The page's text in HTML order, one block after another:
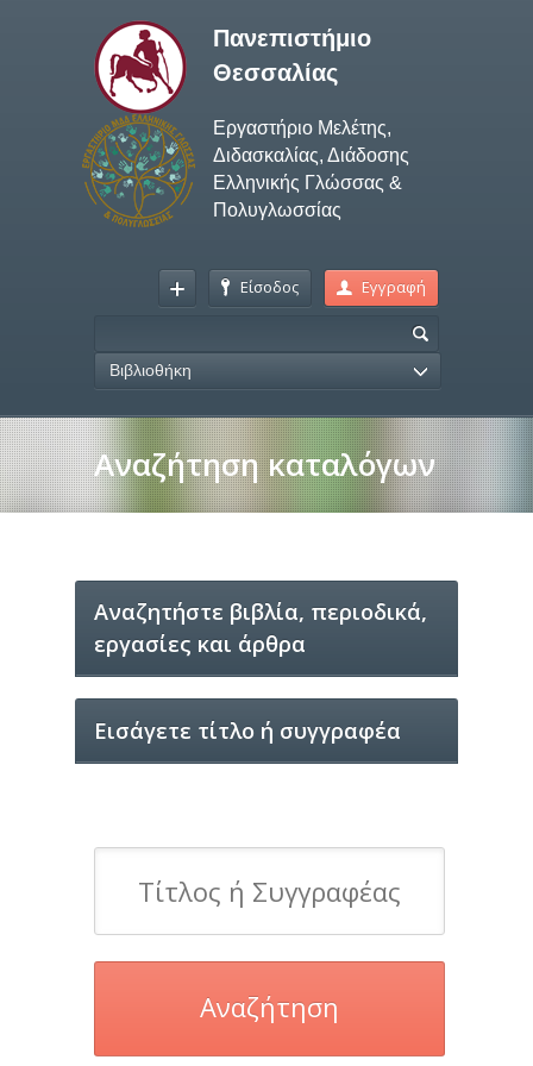
Πανεπιστήμιο
Θεσσαλίας
Εργαστήριο Μελέτης,
Διδασκαλίας, Διάδοσης
Ελληνικής Γλώσσας &
Πολυγλωσσίας
Είσοδος Εγγραφή
Βιβλιοθήκη
Αναζήτηση καταλόγων
Aναζητήστε βιβλία, περιοδικά,
εργασίες και άρθρα
Εισάγετε τίτλο ή συγγραφέα